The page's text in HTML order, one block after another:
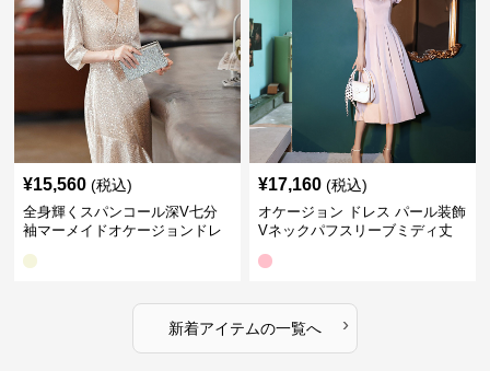
¥15,560 (税込)
全身輝くスパンコール深V七分
袖マーメイドオケージョンドレ
¥17,160 (税込)
オケージョン ドレス パール装飾
Vネックパフスリーブミディ丈
新着アイテムの一覧へ ›